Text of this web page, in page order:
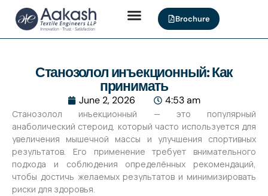
Brochure
Станозолол инъекционный: Как
принимать
June 2, 2026 4:53 am
Станозолол инъекционный — это популярный
анаболический стероид, который часто используется для
увеличения мышечной массы и улучшения спортивных
результатов. Его применение требует внимательного
подхода и соблюдения определённых рекомендаций,
чтобы достичь желаемых результатов и минимизировать
риски для здоровья.